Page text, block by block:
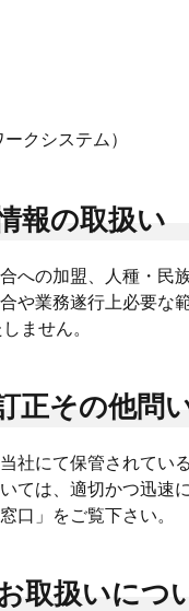
クシステム）
報の取扱い
への加盟、人種・民
や業務遂行上必要な
ません。
正その他問
社にて保管されてい
ては、適切かつ迅速
口」をご覧下さい。
取扱いにつ